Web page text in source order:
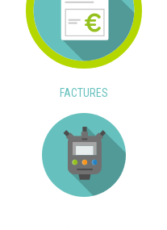
FACTURES